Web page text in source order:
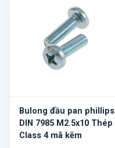
Bulong đầu pan phillips
DIN 7985 M2.5x10 Thép
Class 4 mã kẽm